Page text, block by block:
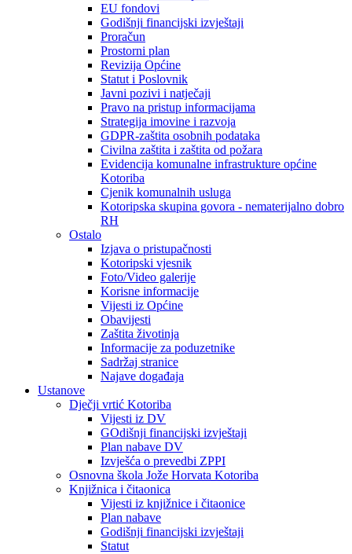
EU fondovi
Godišnji financijski izvještaji
Proračun
Prostorni plan
Revizija Općine
Statut i Poslovnik
Javni pozivi i natječaji
Pravo na pristup informacijama
Strategija imovine i razvoja
GDPR-zaštita osobnih podataka
Civilna zaštita i zaštita od požara
Evidencija komunalne infrastrukture općine
Kotoriba
Cjenik komunalnih usluga
Kotoripska skupina govora - nematerijalno dobro
RH
Ostalo
Izjava o pristupačnosti
Kotoripski vjesnik
Foto/Video galerije
Korisne informacije
Vijesti iz Općine
Obavijesti
Zaštita životinja
Informacije za poduzetnike
Sadržaj stranice
Najave događaja
Ustanove
Dječji vrtić Kotoriba
Vijesti iz DV
GOdišnji financijski izvještaji
Plan nabave DV
Izvješća o prevedbi ZPPI
Osnovna škola Jože Horvata Kotoriba
Knjižnica i čitaonica
Vijesti iz knjižnice i čitaonice
Plan nabave
Godišnji financijski izvještaji
Statut